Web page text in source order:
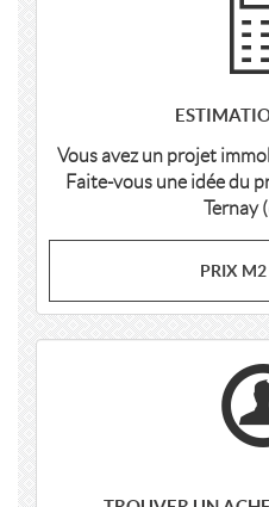
Vous avez un projet
Faite-vous une idée du
Ternay
PRIX